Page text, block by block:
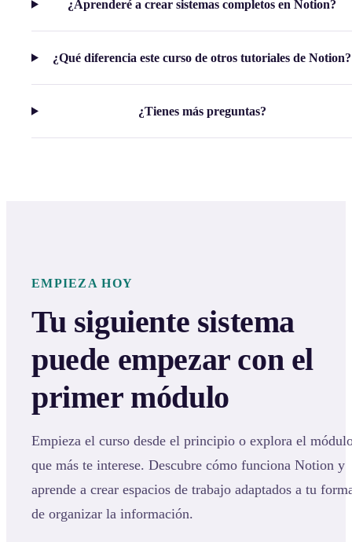
¿Aprenderé a crear sistemas completos en Notion?
¿Qué diferencia este curso de otros tutoriales de Notion?
¿Tienes más preguntas?
EMPIEZA HOY
Tu siguiente sistema
puede empezar con el
primer módulo
Empieza el curso desde el principio o explora el
que más te interese. Descubre cómo funciona Notion y
aprende a crear espacios de trabajo adaptados a tu
de organizar la información.